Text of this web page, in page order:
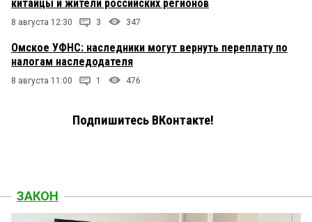
китайцы и жители российских регионов
8 августа 12:30 3 347
Омское УФНС: наследники могут вернуть переплату по
налогам наследодателя
8 августа 11:00 1 476
Подпишитесь ВКонтакте!
ЗАКОН